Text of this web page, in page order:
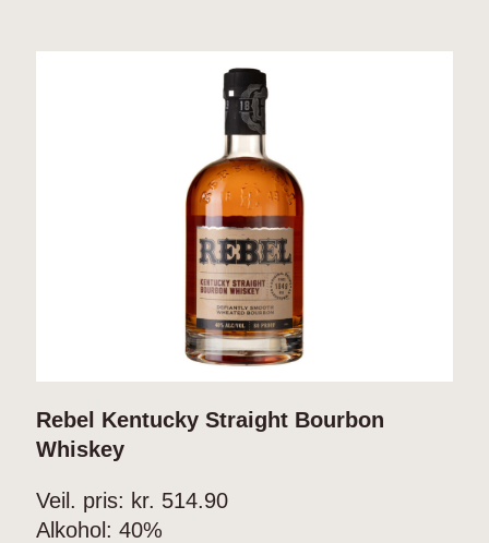
Rebel Kentucky Straight Bourbon
Whiskey
Veil. pris: kr. 514.90
Alkohol: 40%